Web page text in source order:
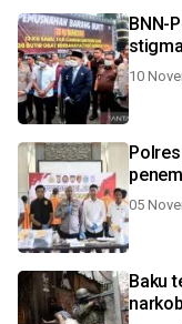
BNN-
10
05
Baku